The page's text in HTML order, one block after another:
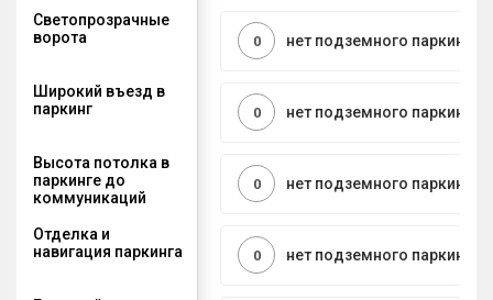
Светопрозрачные
ворота
нет подземного паркинга
0
Широкий въезд в
паркинг
нет подземного паркинга
0
Высота потолка в
паркинге до
коммуникаций
нет подземного паркинга
0
Отделка и
навигация паркинга
нет подземного паркинга
0